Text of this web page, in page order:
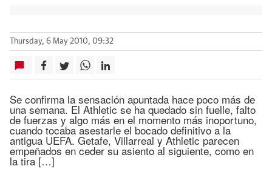
Thursday, 6 May 2010, 09:32
Se confirma la sensación apuntada hace poco más de
una semana. El Athletic se ha quedado sin fuelle, falto
de fuerzas y algo más en el momento más inoportuno,
cuando tocaba asestarle el bocado definitivo a la
antigua UEFA. Getafe, Villarreal y Athletic parecen
empeñados en ceder su asiento al siguiente, como en
la tira […]